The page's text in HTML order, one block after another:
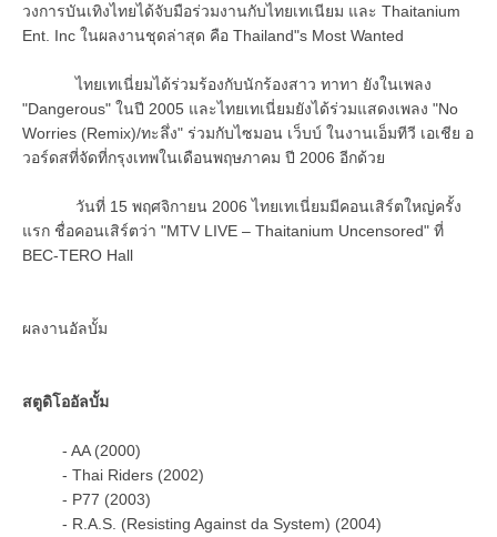
วงการบันเทิงไทยได้จับมือร่วมงานกับไทยเทเนียม และ Thaitanium
Ent. Inc ในผลงานชุดล่าสุด คือ Thailand"s Most Wanted
ไทยเทเนี่ยมได้ร่วมร้องกับนักร้องสาว ทาทา ยังในเพลง
"Dangerous" ในปี 2005 และไทยเทเนี่ยมยังได้ร่วมแสดงเพลง "No
Worries (Remix)/ทะลึ่ง" ร่วมกับไซมอน เว็บบ์ ในงานเอ็มทีวี เอเชีย อ
วอร์ดสที่จัดที่กรุงเทพในเดือนพฤษภาคม ปี 2006 อีกด้วย
วันที่ 15 พฤศจิกายน 2006 ไทยเทเนี่ยมมีคอนเสิร์ตใหญ่ครั้ง
แรก ชื่อคอนเสิร์ตว่า "MTV LIVE – Thaitanium Uncensored" ที่
BEC-TERO Hall
ผลงานอัลบั้ม
สตูดิโออัลบั้ม
- AA (2000)
- Thai Riders (2002)
- P77 (2003)
- R.A.S. (Resisting Against da System) (2004)